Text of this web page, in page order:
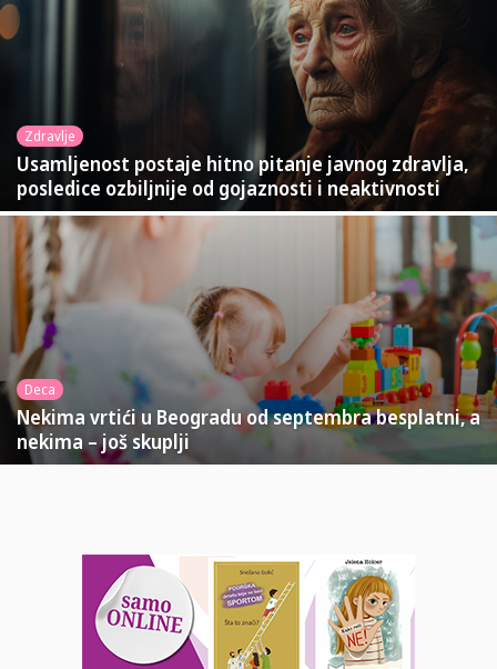
Zdravlje
Usamljenost postaje hitno pitanje javnog zdravlja,
posledice ozbiljnije od gojaznosti i neaktivnosti
Deca
Nekima vrtići u Beogradu od septembra besplatni, a
nekima – još skuplji